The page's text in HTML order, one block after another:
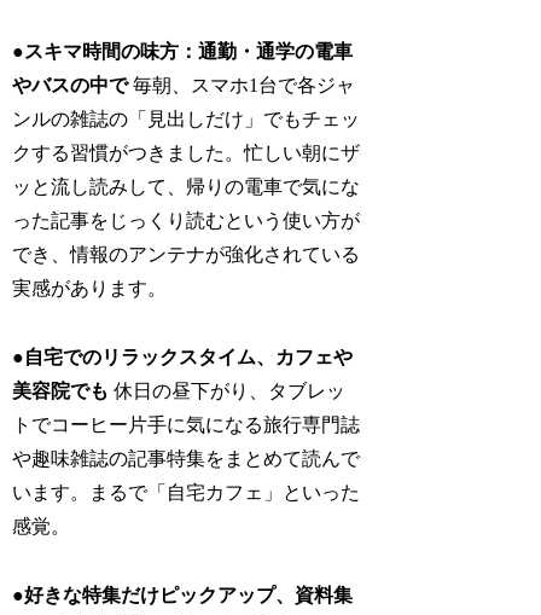
●スキマ時間の味方：通勤・通学の電車
やバスの中で毎朝、スマホ1台で各ジャ
ンルの雑誌の「見出しだけ」でもチェッ
クする習慣がつきました。忙しい朝にザ
ッと流し読みして、帰りの電車で気にな
った記事をじっくり読むという使い方が
でき、情報のアンテナが強化されている
実感があります。
●自宅でのリラックスタイム、カフェや
美容院でも 休日の昼下がり、タブレッ
トでコーヒー片手に気になる旅行専門誌
や趣味雑誌の記事特集をまとめて読んで
います。まるで「自宅カフェ」といった
感覚。
●好きな特集だけピックアップ、資料集